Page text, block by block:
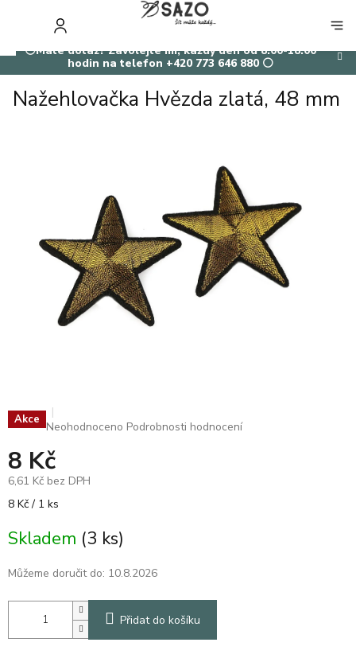
⚪Máte dotaz? Zavolejte mi, každý den od 8:00-18:00
hodin na telefon +420 773 646 880 ⚪
KOŠÍK
Nažehlovačka Hvězda zlatá, 48 mm
Akce Průměrné
produktu
je
0,0
z
hvězdiček.
Neohodnoceno Podrobnosti hodnocení
8 Kč
6,61 Kč bez DPH
Měrná
8 Kč / 1 ks
Skladem (3 ks)
Můžeme doručit do: 10.8.2026
Přidat do košíku